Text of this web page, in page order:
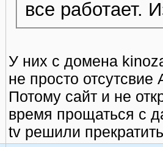
все работает.
У них с домена
не просто
Потому сайт и не
время прощаться с
tv решили